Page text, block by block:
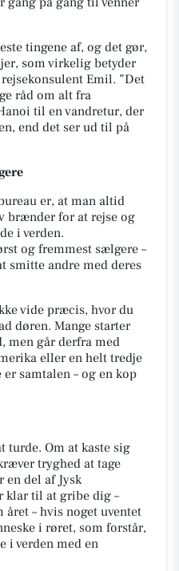
tingene af, og det gør,
som virkelig betyder
Emil. ”Det
råd om alt fra
til en vandretur, der
end det ser ud til på
er, at man altid
brænder for at rejse og
i verden.
og fremmest sælgere –
smitte andre med deres
vide præcis, hvor du
døren. Mange starter
men går derfra med
eller en helt tredje
samtalen – og en kop
turde. Om at kaste sig
tryghed at tage
en del af Jysk
klar til at gribe dig –
– hvis noget uventet
i røret, som forstår,
i verden med en